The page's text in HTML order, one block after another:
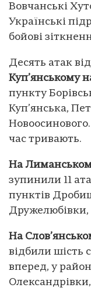
Вовчанські
Українські
бойові
Десять атак
Куп’янському
пункту
Куп’янська,
час тривають.
На
зупинили 11
пунктів
Дружелюбівки,
На
відбили шість
вперед, у